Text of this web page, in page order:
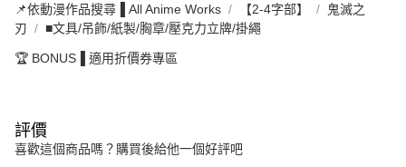
7-11取貨付款
宅配-木棉花樂園專用
📌依動漫作品搜尋▐ All Anime Works 【2-4字部】
鬼滅之
刃
■文具/吊飾/紙製/胸章/壓克力立牌/掛繩
🏆 BONUS▐ 適用折價券專區
評價
喜歡這個商品嗎？購買後給他一個好評吧